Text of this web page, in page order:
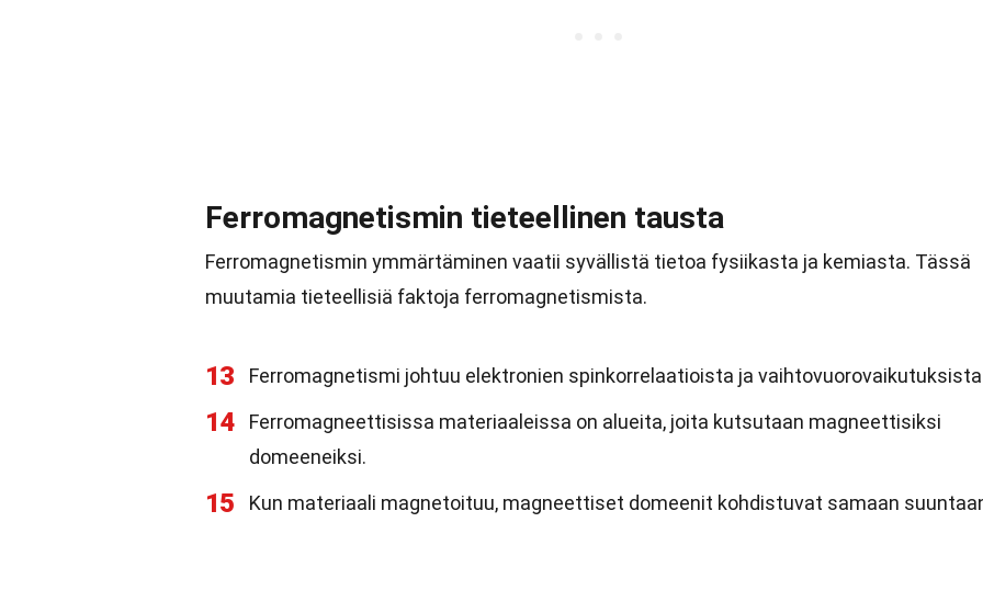
Ferromagnetismin tieteellinen tausta
Ferromagnetismin ymmärtäminen vaatii syvällistä tietoa fysiikasta ja kemiasta. Tässä
muutamia tieteellisiä faktoja ferromagnetismista.
13 Ferromagnetismi johtuu elektronien spinkorrelaatioista ja
14
Ferromagneettisissa materiaaleissa on alueita, joita kutsutaan magneettisiksi
domeeneiksi.
15 Kun materiaali magnetoituu, magneettiset domeenit kohdistuvat samaan